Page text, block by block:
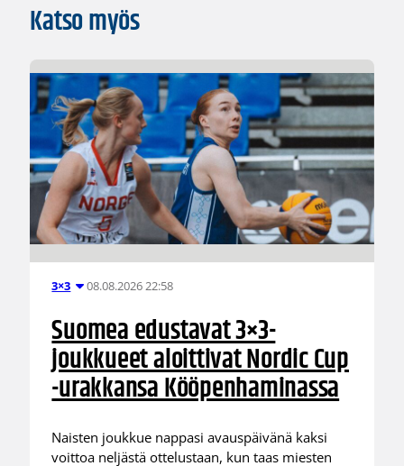
Katso myös
3×3 08.08.2026 22:58
Suomea edustavat 3×3-
joukkueet aloittivat Nordic Cup
-urakkansa Kööpenhaminassa
Naisten joukkue nappasi avauspäivänä kaksi
voittoa neljästä ottelustaan, kun taas miesten